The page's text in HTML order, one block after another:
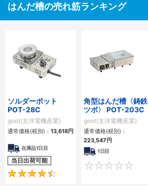
はんだ槽の売れ筋ランキング
ソルダーポット
POT-28C
goot(太洋電機産業)
通常価格(税別)： 13,618円
在庫品1日目
当日出荷可能
角型はんだ槽〈鋳鉄
ツボ〉 POT-203C
goot(太洋電機産業)
通常価格(税別)：
223,547円
1日目